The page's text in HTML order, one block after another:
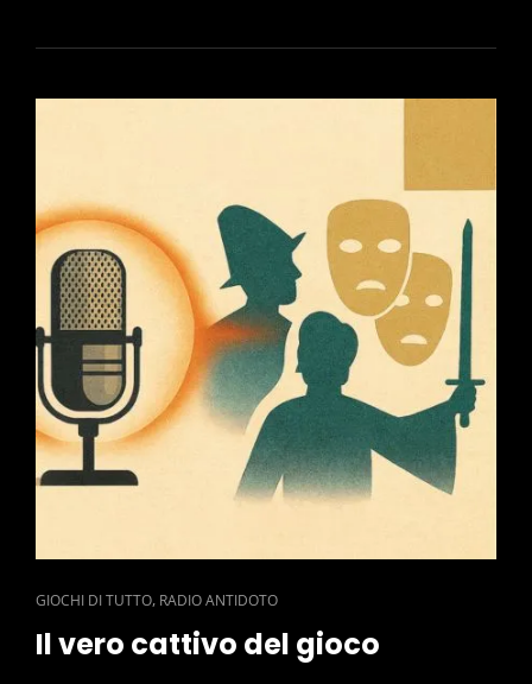
CAT
LINKS
GIOCHI DI TUTTO, RADIO ANTIDOTO
Il vero cattivo del gioco